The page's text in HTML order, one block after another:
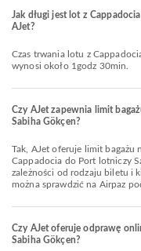
Jak długi jest lot z
AJet?
Czas trwania lotu z Cappadocia do Port lotniczy Sabiha Gökçen liniami AJet
wynosi około 1godz 30min.
Czy AJet zapewnia limit
Sabiha Gökçen?
Tak, AJet oferuje limit bagażu na lotach Krajowe & Międzynarodowy z
Cappadocia do Port lotniczy
zależności od rodzaju biletu i
można sprawdzić na Airpaz
Czy AJet oferuje odprawę
Sabiha Gökçen?